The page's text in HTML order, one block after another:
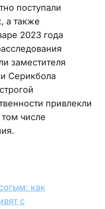
поступали
а также
2023 года
заместителя
Серикбола
привлекли
том числе
как
с